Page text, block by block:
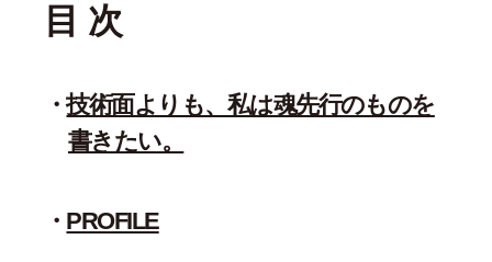
目 次
技術面よりも、私は魂先行のものを
書きたい。
PROFILE